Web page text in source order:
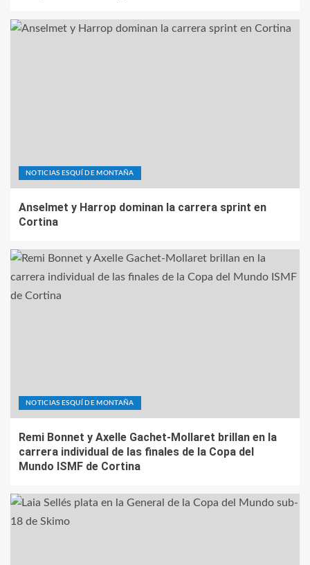
NOTICIAS ESQUÍ DE MONTAÑA
Anselmet y Harrop dominan la carrera sprint en
Cortina
NOTICIAS ESQUÍ DE MONTAÑA
Remi Bonnet y Axelle Gachet-Mollaret brillan en la
carrera individual de las finales de la Copa del
Mundo ISMF de Cortina